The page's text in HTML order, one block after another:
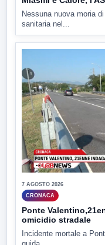
Nessuna nuova moria
sanitaria nel...
7 AGOSTO 2026
CRONACA
Ponte
omicidio stradale
Incidente mortale a